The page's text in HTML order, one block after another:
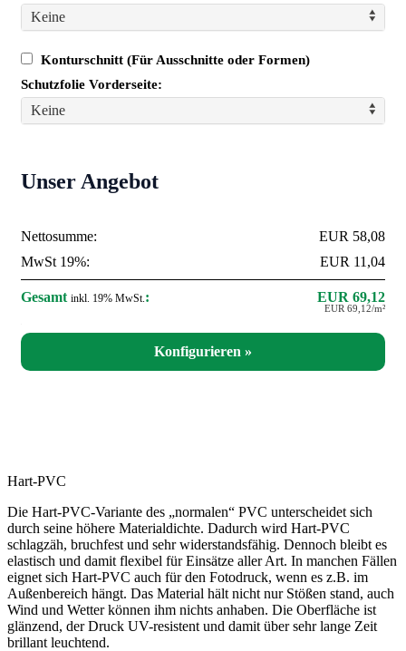
Keine
Konturschnitt (Für Ausschnitte oder Formen)
Schutzfolie Vorderseite:
Keine
Unser Angebot
Nettosumme:
EUR 58,08
MwSt 19%:
EUR 11,04
Gesamt inkl. 19% MwSt. : EUR 69,12
EUR 69,12/m²
Hart-PVC
Die Hart-PVC-Variante des „normalen“ PVC unterscheidet sich
durch seine höhere Materialdichte. Dadurch wird Hart-PVC
schlagzäh, bruchfest und sehr widerstandsfähig. Dennoch bleibt es
elastisch und damit flexibel für Einsätze aller Art. In manchen Fällen
eignet sich Hart-PVC auch für den Fotodruck, wenn es z.B. im
Außenbereich hängt. Das Material hält nicht nur Stößen stand, auch
Wind und Wetter können ihm nichts anhaben. Die Oberfläche ist
glänzend, der Druck UV-resistent und damit über sehr lange Zeit
brillant leuchtend.